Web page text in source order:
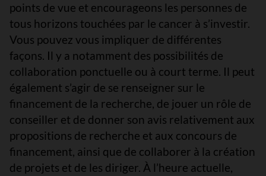
points de vue et encourageons les personnes de
tous horizons touchées par le cancer à s’investir.
Vous pouvez vous impliquer de différentes
façons. Il y a notamment des possibilités de
collaboration ponctuelle ou à court terme. Il peut
également s’agir de se renseigner sur le
financement de la recherche, de jouer un rôle de
conseiller et de donner son avis relativement aux
propositions de recherche et aux concours de
financement, ainsi que de collaborer à la création
de projets et de les diriger. À l’heure actuelle,